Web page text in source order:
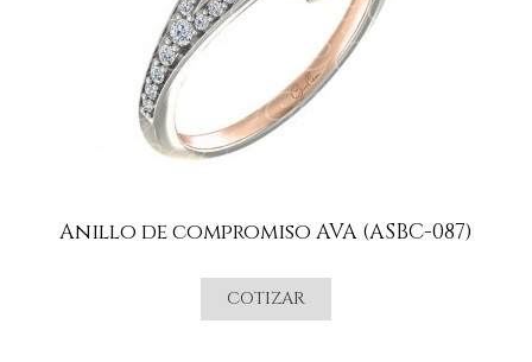
Anillo de compromiso AVA (ASBC-087)
COTIZAR